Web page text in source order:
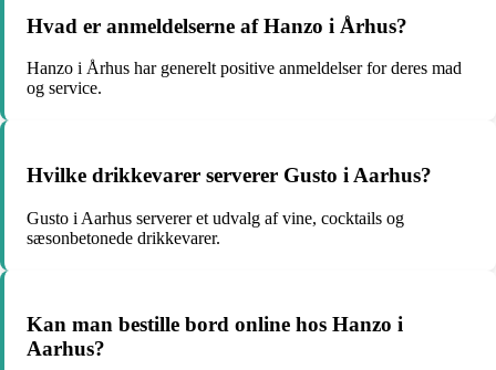
Hvad er anmeldelserne af Hanzo i Århus?
Hanzo i Århus har generelt positive anmeldelser for deres mad
og service.
Hvilke drikkevarer serverer Gusto i Aarhus?
Gusto i Aarhus serverer et udvalg af vine, cocktails og
sæsonbetonede drikkevarer.
Kan man bestille bord online hos Hanzo i
Aarhus?